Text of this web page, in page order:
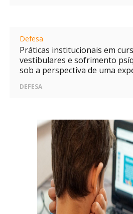
Defesa
Práticas institucionais em
vestibulares e sofrimento
sob a perspectiva de uma
DEFESA